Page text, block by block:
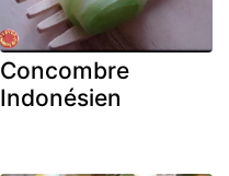
Concombre
Indonésien